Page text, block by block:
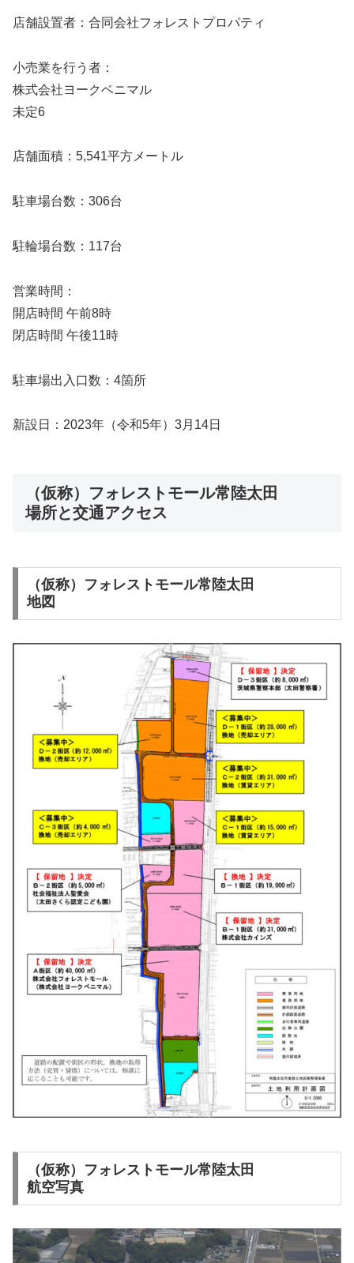
店舗設置者：合同会社フォレストプロパティ
小売業を行う者：
株式会社ヨークベニマル
未定6
店舗面積：5,541平方メートル
駐車場台数：306台
駐輪場台数：117台
営業時間：
開店時間 午前8時
閉店時間 午後11時
駐車場出入口数：4箇所
新設日：2023年（令和5年）3月14日
（仮称）フォレストモール常陸太田
場所と交通アクセス
（仮称）フォレストモール常陸太田
地図
（仮称）フォレストモール常陸太田
航空写真